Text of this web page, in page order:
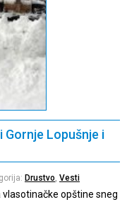
Gornje Lopušnje i
Drustvo, Vesti
opštine sneg